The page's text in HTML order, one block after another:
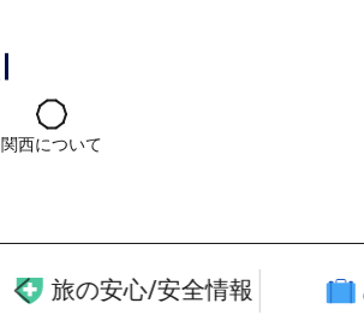
関西について
旅の安心/安全情報